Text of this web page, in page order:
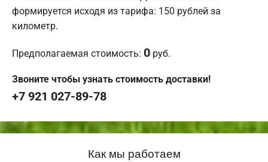
формируется исходя из тарифа: 150 рублей за
километр.
Предполагаемая стоимость: 0 руб.
Звоните чтобы узнать стоимость доставки!
+7 921 027-89-78
Как мы работаем